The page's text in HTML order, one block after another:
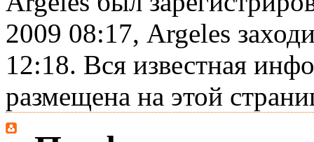
2009 08:17, Argeles
12:18. Вся известная
размещена на этой